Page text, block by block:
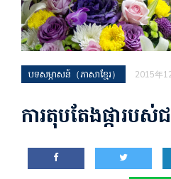
បទសម្ភាសន៍（ភាសាខ្មែរ） 2015年
ការតុបតែងផ្ការបស់